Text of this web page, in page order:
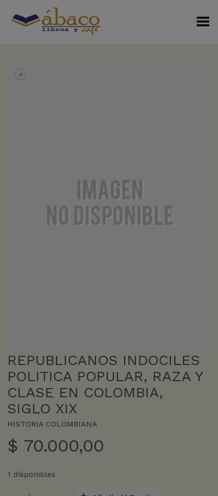
Menú Alterno
+
REPUBLICANOS INDOCILES
POLITICA POPULAR, RAZA Y
CLASE EN COLOMBIA,
SIGLO XIX
HISTORIA COLOMBIANA
$ 70.000,00
1 disponibles